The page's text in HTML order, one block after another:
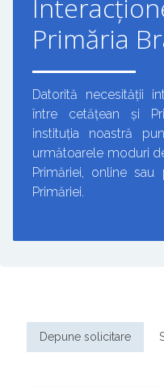
Primăria
Datorită necesității
între cetățean și
instituția noastră
următoarele moduri
Primăriei, online sau
Primăriei.
Depune solicitare